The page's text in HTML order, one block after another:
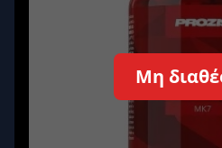
Μη
Δεν έχετε λογαριασμό;